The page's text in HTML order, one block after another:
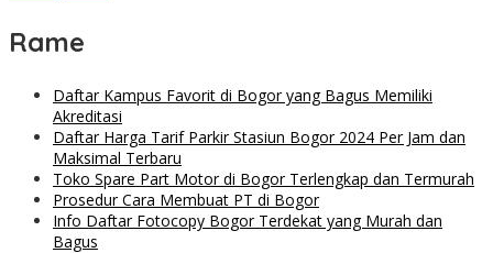
Rame
Daftar Kampus Favorit di Bogor yang Bagus Memiliki
Akreditasi
Daftar Harga Tarif Parkir Stasiun Bogor 2024 Per Jam dan
Maksimal Terbaru
Toko Spare Part Motor di Bogor Terlengkap dan Termurah
Prosedur Cara Membuat PT di Bogor
Info Daftar Fotocopy Bogor Terdekat yang Murah dan
Bagus